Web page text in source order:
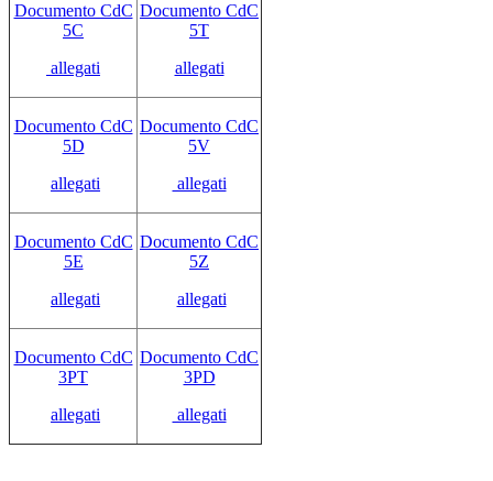
Documento CdC
5C
allegati
Documento CdC
5T
allegati
Documento CdC
5D
allegati
Documento CdC
5V
allegati
Documento CdC
5E
allegati
Documento CdC
5Z
allegati
Documento CdC
3PT
allegati
Documento CdC
3PD
allegati